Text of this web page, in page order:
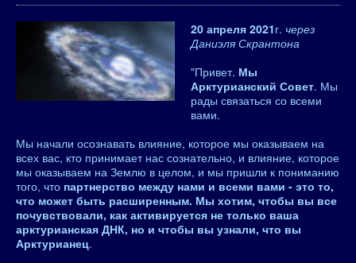
20 апреля 2021г. через
Даниэля Скрантона
"Привет. Мы
Арктурианский Совет. Мы
рады связаться со всеми
вами.
Мы начали осознавать влияние, которое мы оказываем на
всех вас, кто принимает нас сознательно, и влияние, которое
мы оказываем на Землю в целом, и мы пришли к пониманию
того, что партнерство между нами и всеми вами - это то,
что может быть расширенным. Мы хотим, чтобы вы все
почувствовали, как активируется не только ваша
арктурианская ДНК, но и чтобы вы узнали, что вы
Арктурианец.